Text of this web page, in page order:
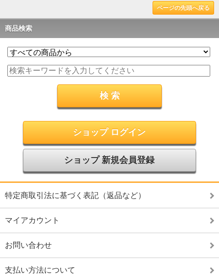
ページの先頭へ戻る
商品検索
ショップ ログイン
ショップ 新規会員登録
特定商取引法に基づく表記（返品など）
マイアカウント
お問い合わせ
支払い方法について